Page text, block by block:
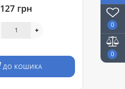
0
0
127 грн
ДО КОШИКА